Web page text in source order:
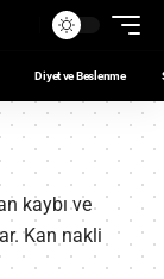
Diyet ve Beslenme
kaybı ve
Kan nakli